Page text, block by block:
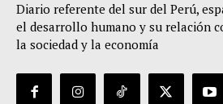
Diario referente del sur del Perú,
el desarrollo humano y su relación
la sociedad y la economía